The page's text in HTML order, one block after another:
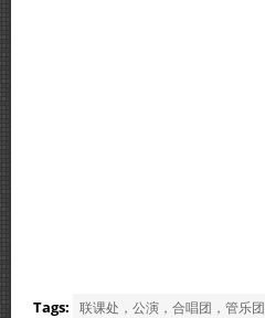
Tags: 联课处，公演，合唱团，管乐团